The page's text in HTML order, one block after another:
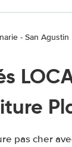
- San Agustin
pas cher